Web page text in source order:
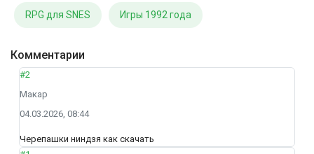
RPG для SNES Игры 1992 года
Комментарии
#2
Макар
04.03.2026, 08:44
Черепашки ниндзя как скачать